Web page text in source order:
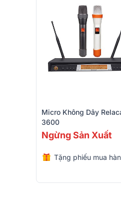
Micro Không Dây
3600
Ngừng Sản Xuất
Tặng phiếu mua